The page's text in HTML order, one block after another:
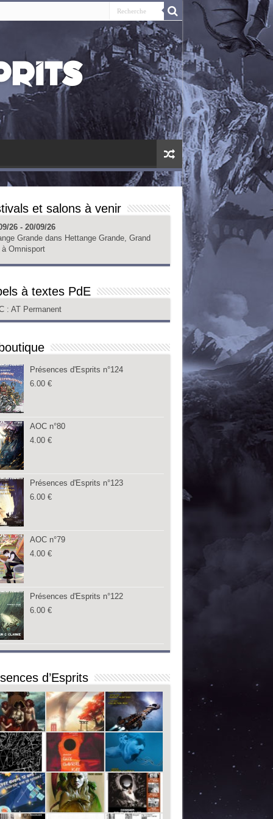
et salons à venir
26 - 20/09/26
Grande dans Hettange Grande, Grand
à Omnisport
à textes PdE
: AT Permanent
Présences d'Esprits n°124
6.00 €
AOC n°80
4.00 €
Présences d'Esprits n°123
6.00 €
AOC n°79
4.00 €
Présences d'Esprits n°122
6.00 €
d’Esprits